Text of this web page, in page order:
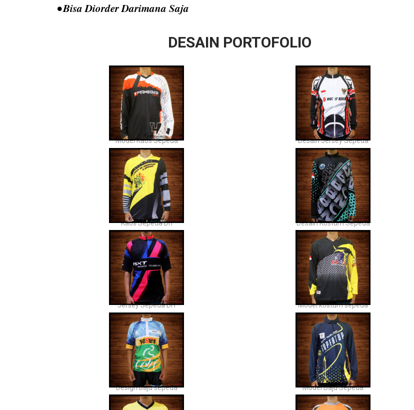
• Bisa Diorder Darimana Saja
DESAIN PORTOFOLIO
Model Kaos Sepeda Desain Jersey Sepeda
Kaos Sepeda Dh Desain Kostum Sepeda
Jersey Sepeda DH Model kostum sepeda
Design baju sepeda Model Baju Sepeda